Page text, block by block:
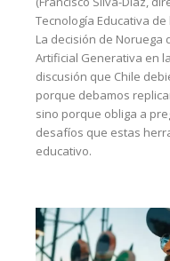
Tecnología Educativa
La decisión de Noruega
Artificial Generativa en
discusión que Chile
porque debamos
sino porque obliga a
desafíos que estas
educativo.